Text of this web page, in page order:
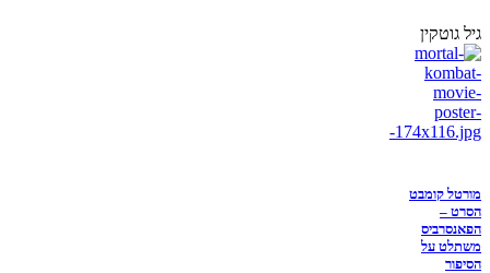
גיל גוטקין
מורטל קומבט
הסרט –
הפאנסרביס
משתלט על
הסיפור